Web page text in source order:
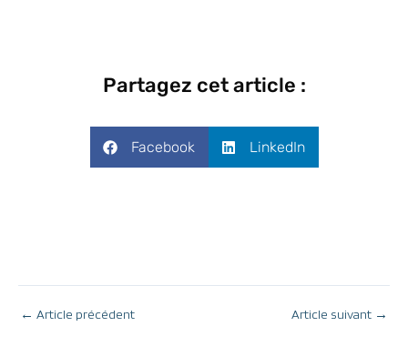
Partagez cet article :
Facebook LinkedIn
← Article précédent Article suivant →